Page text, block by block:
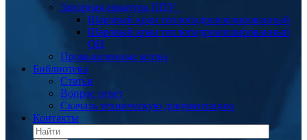
Запорная арматура ППУ
Шаровый кран теплогидроизолированный
Шаровый кран теплогидроизолированный
ОЦ
Промышленные котлы
Библиотека
Статьи
Вопрос ответ
Скачать техническую документацию
Контакты